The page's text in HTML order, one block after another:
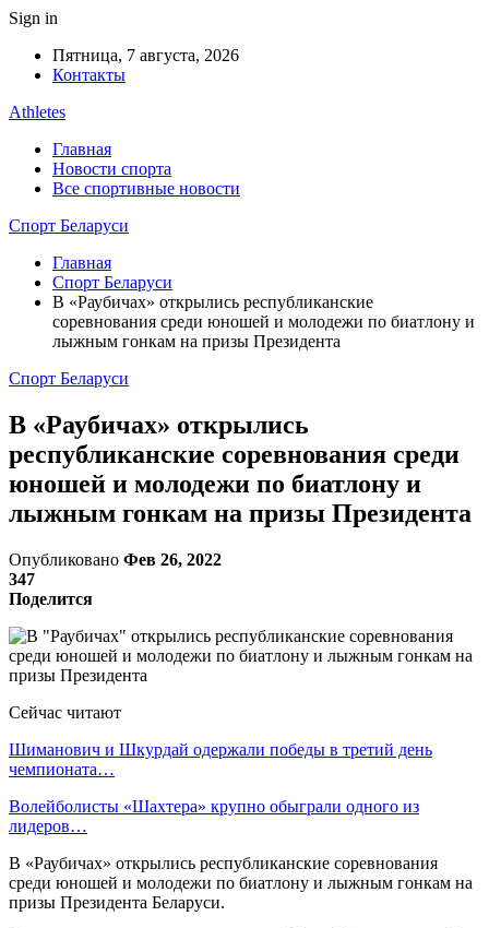
Sign in
Пятница, 7 августа, 2026
Контакты
Athletes
Главная
Новости спорта
Все спортивные новости
Спорт Беларуси
Главная
Спорт Беларуси
В «Раубичах» открылись республиканские
соревнования среди юношей и молодежи по биатлону и
лыжным гонкам на призы Президента
Спорт Беларуси
В «Раубичах» открылись
республиканские соревнования среди
юношей и молодежи по биатлону и
лыжным гонкам на призы Президента
Опубликовано Фев 26, 2022
347
Поделится
Сейчас читают
Шиманович и Шкурдай одержали победы в третий день
чемпионата…
Волейболисты «Шахтера» крупно обыграли одного из
лидеров…
В «Раубичах» открылись республиканские соревнования
среди юношей и молодежи по биатлону и лыжным гонкам на
призы Президента Беларуси.